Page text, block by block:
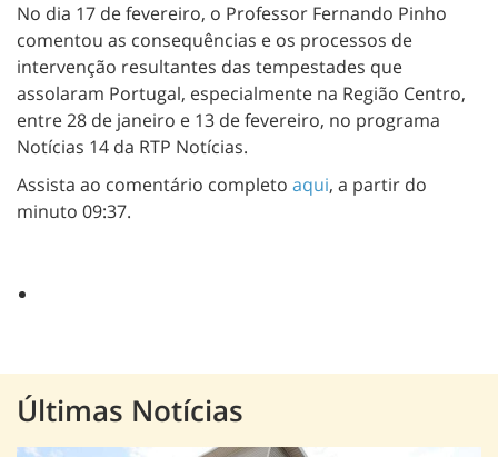
No dia 17 de fevereiro, o Professor Fernando Pinho
comentou as consequências e os processos de
intervenção resultantes das tempestades que
assolaram Portugal, especialmente na Região Centro,
entre 28 de janeiro e 13 de fevereiro, no programa
Notícias 14 da RTP Notícias.
Assista ao comentário completo aqui, a partir do
minuto 09:37.
Últimas Notícias